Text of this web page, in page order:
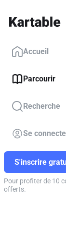
Accueil
Parcourir
Recherche
Se
S'inscrire
Pour profiter de 10
offerts.